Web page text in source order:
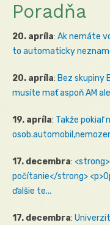
Poradňa
20. apríla: Ak nemáte
to automaticky
20. apríla: Bez skupiny
musíte mať aspoň AM
19. apríla: Takže pokiaľ
17. decembra:
počítanie</strong>
ďalšie te...
17. decembra: